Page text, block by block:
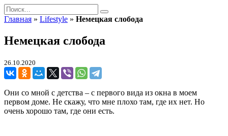
Главная » Lifestyle » Немецкая слобода
Немецкая слобода
26.10.2020
Они со мной с детства – с первого вида из окна в моем
первом доме. Не скажу, что мне плохо там, где их нет. Но
очень хорошо там, где они есть.